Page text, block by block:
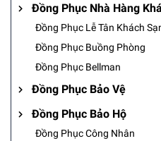
Đồng Phục Nhà Hàng
Đồng Phục Lễ Tân Khách
Đồng Phục Buồng Phòng
Đồng Phục Bellman
Đồng Phục Bảo Vệ
Đồng Phục Bảo Hộ
Đồng Phục Công Nhân